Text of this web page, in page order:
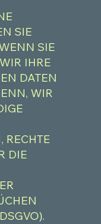
SIE
SIE
IHRE
DATEN
WIR
RECHTE
DIE